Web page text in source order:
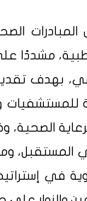
مشددًا
بهدف
في